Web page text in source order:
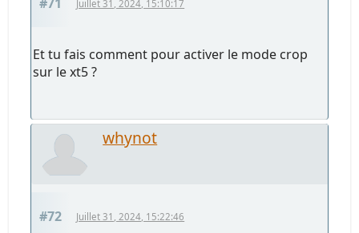
Juillet 31, 2024, 15:10:17
Et tu fais comment pour activer le mode crop
sur le xt5 ?
whynot
#72 Juillet 31, 2024, 15:22:46